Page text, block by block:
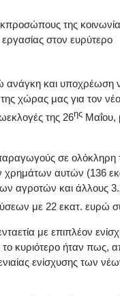
της
στον ευρύτερο
ανάγκη και υποχρέωση
χώρας μας για τον
της 26ης Μαΐου,
σε ολόκληρη
χρημάτων αυτών (136
αγροτών και άλλους
με 22 εκατ. ευρώ
με επιπλέον
κυριότερο ήταν πως,
ενίσχυσης των